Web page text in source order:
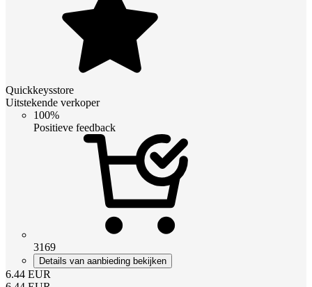
Quickkeysstore
Uitstekende verkoper
100%
Positieve feedback
3169
Details van aanbieding bekijken
6.44 EUR